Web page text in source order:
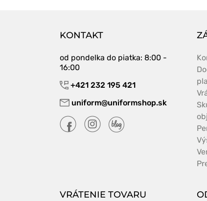
KONTAKT
od pondelka do piatka: 8:00 -
16:00
+421 232 195 421
uniform@uniformshop.sk
VRÁTENIE TOVARU